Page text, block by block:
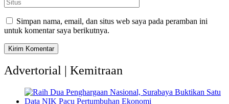
Simpan nama, email, dan situs web saya pada peramban ini
untuk komentar saya berikutnya.
Advertorial | Kemitraan